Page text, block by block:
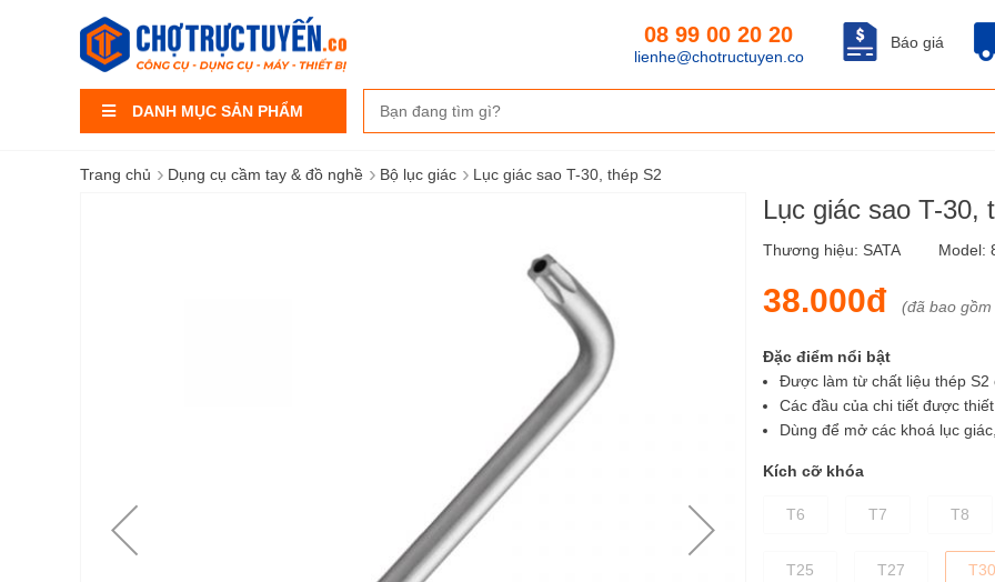
DANH MỤC SẢN PHẨM
Báo giá
08 99 00 20 20
lienhe@chotructuyen.co
Trang chủ › Dụng cụ cầm tay & đồ nghề › Bộ lục giác › Lục giác sao T-30, thép S2
Lục giác sao T-30,
Thương hiệu: SATA Model:
38.000đ (đã bao gồm
Đặc điểm nổi bật
Được làm từ chất liệu thép S2
Các đầu của chi tiết được
Dùng để mở các khoá lục
Kích cỡ khóa
T6 T7 T8
T25 T27 T30